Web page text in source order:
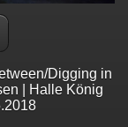
Digging in
| Halle König